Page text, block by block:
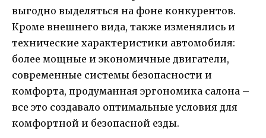
выгодно выделяться на фоне конкурентов.
Кроме внешнего вида, также изменялись и
технические характеристики автомобиля:
более мощные и экономичные двигатели,
современные системы безопасности и
комфорта, продуманная эргономика салона –
все это создавало оптимальные условия для
комфортной и безопасной езды.